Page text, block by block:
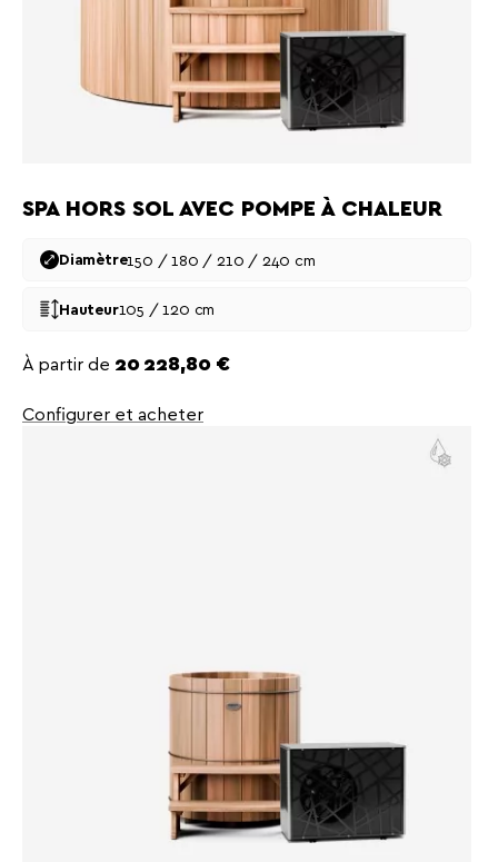
SPA HORS SOL AVEC POMPE À CHALEUR
Diamètre150 / 180 / 210 / 240 cm
Hauteur105 / 120 cm
Prix
À partir de 20 228,80 €
Configurer et acheter